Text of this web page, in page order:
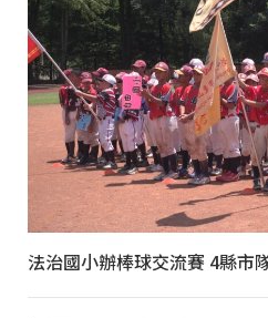
法治國小辦棒球交流賽 4縣市